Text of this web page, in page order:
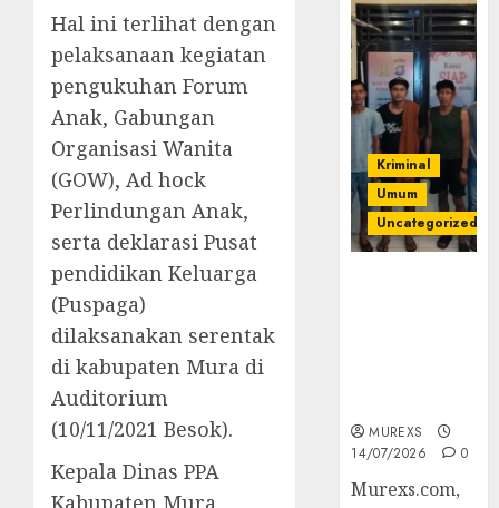
Hal ini terlihat dengan
pelaksanaan kegiatan
pengukuhan Forum
Anak, Gabungan
Organisasi Wanita
(GOW), Ad hock
Perlindungan Anak,
serta deklarasi Pusat
pendidikan Keluarga
(Puspaga)
dilaksanakan serentak
di kabupaten Mura di
Auditorium
(10/11/2021 Besok).
Kepala Dinas PPA
Kabupaten Mura
Kriminal
Umum
Uncategorized
MUREXS
14/07/2026
0
Murexs.com,